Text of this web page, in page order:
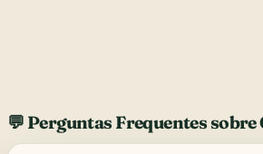
💬 Perguntas Frequentes sobre